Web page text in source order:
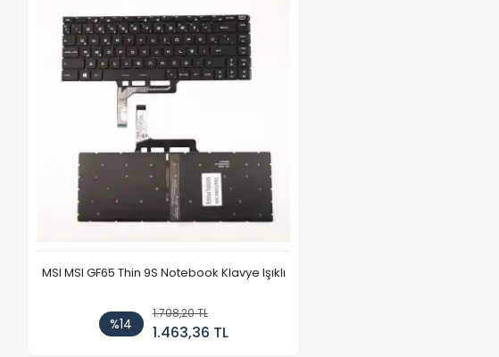
MSI MSI GF65 Thin 9S Notebook Klavye Işıklı
%14
1.708,20 TL
1.463,36 TL